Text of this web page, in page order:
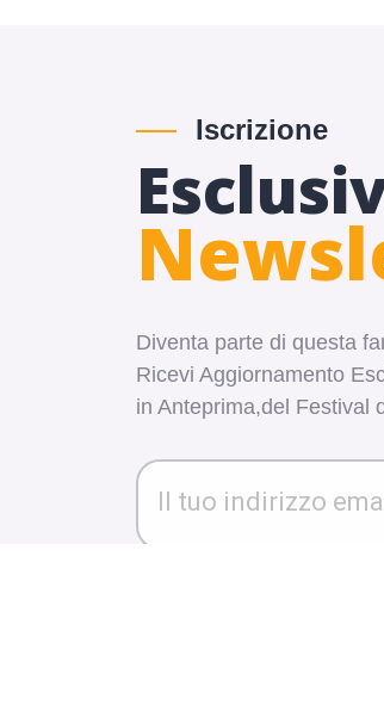
Iscrizione
Diventa parte di questa
Ricevi Aggiornamento
in Anteprima,del Festival